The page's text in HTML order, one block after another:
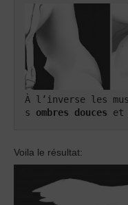
À l’inverse les
s ombres douces et
Voila le résultat: